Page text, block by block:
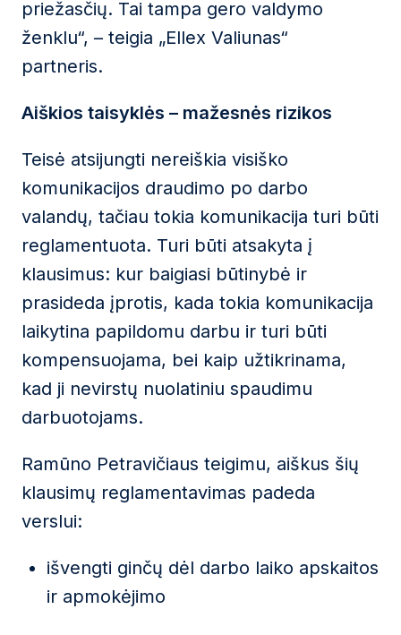
priežasčių. Tai tampa gero valdymo
ženklu“, – teigia „Ellex Valiunas“
partneris.
Aiškios taisyklės – mažesnės rizikos
Teisė atsijungti nereiškia visiško
komunikacijos draudimo po darbo
valandų, tačiau tokia komunikacija turi būti
reglamentuota. Turi būti atsakyta į
klausimus: kur baigiasi būtinybė ir
prasideda įprotis, kada tokia komunikacija
laikytina papildomu darbu ir turi būti
kompensuojama, bei kaip užtikrinama,
kad ji nevirstų nuolatiniu spaudimu
darbuotojams.
Ramūno Petravičiaus teigimu, aiškus šių
klausimų reglamentavimas padeda
verslui:
išvengti ginčų dėl darbo laiko apskaitos
ir apmokėjimo